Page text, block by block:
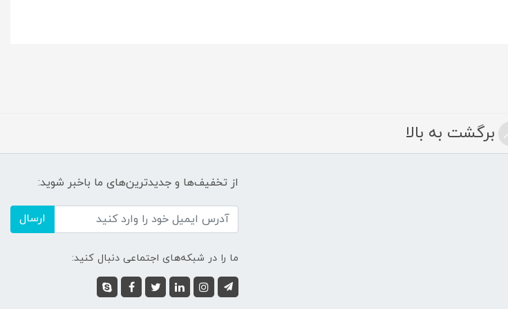
برگشت به بالا
از تخفیف‌ها و جدیدترین‌های ما باخبر شوید:
ارسال
ما را در شبکه‌های اجتماعی دنبال کنید: